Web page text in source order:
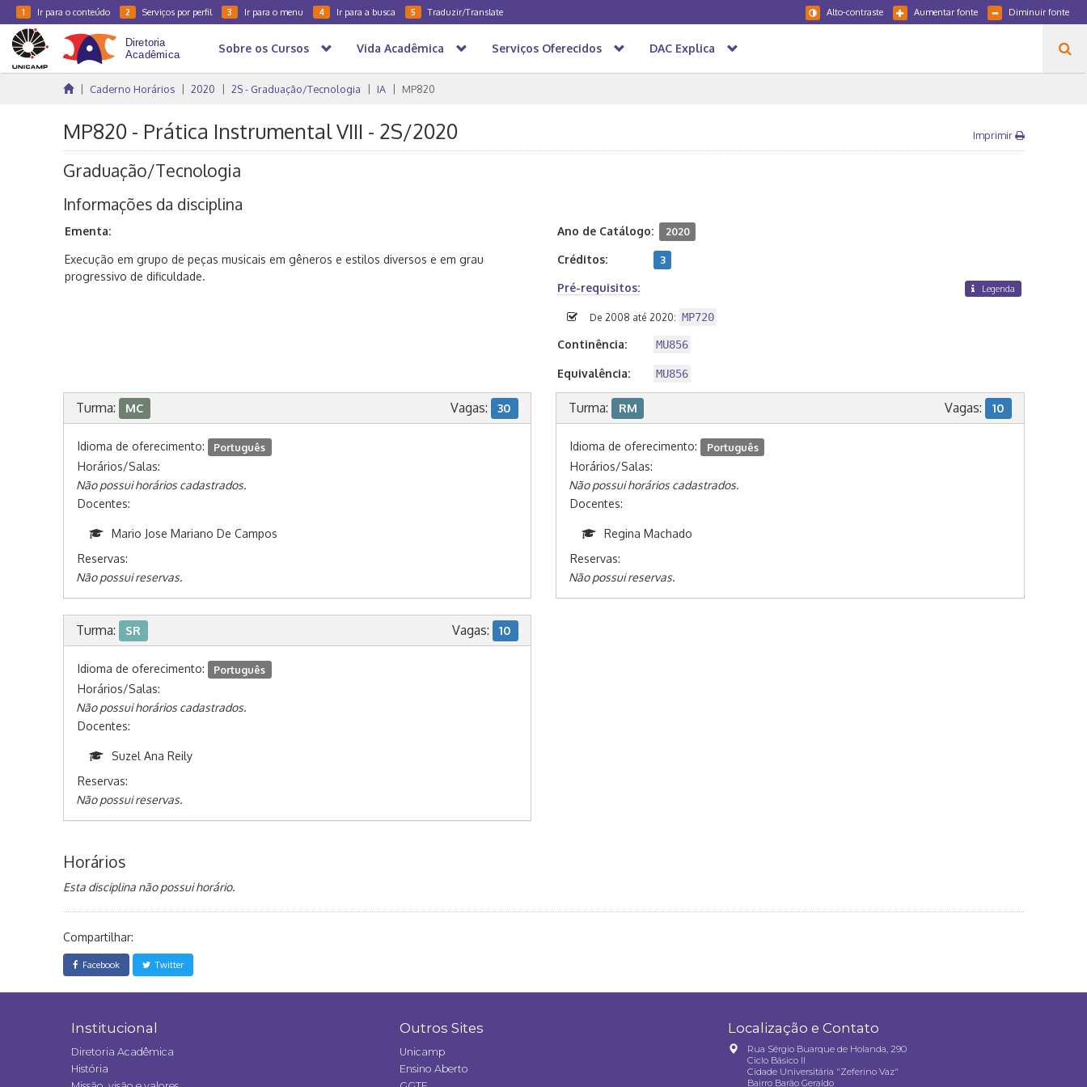
1 Ir para o conteúdo 2 Serviços por perfil 3 Ir para o menu 4 Ir para a busca 5 Traduzir/Translate Diminuir fonte
Aumentar fonte
Alto-contraste
Sobre os Cursos Vida Acadêmica Serviços Oferecidos DAC Explica
Caderno Horários 2020 2S - Graduação/Tecnologia IA MP820
MP820 - Prática Instrumental VIII - 2S/2020 Imprimir
Graduação/Tecnologia
Informações da disciplina
Ementa:
Execução em grupo de peças musicais em gêneros e estilos diversos e em grau
progressivo de dificuldade.
Ano de Catálogo: 2020
Créditos: 3
Pré-requisitos: Legenda
De 2008 até 2020: MP720
Continência: MU856
Equivalência: MU856
Turma: MC Vagas: 30
Idioma de oferecimento: Português
Horários/Salas:
Não possui horários cadastrados.
Docentes:
Mario Jose Mariano De Campos
Reservas:
Não possui reservas.
Turma: RM Vagas: 10
Idioma de oferecimento: Português
Horários/Salas:
Não possui horários cadastrados.
Docentes:
Regina Machado
Reservas:
Não possui reservas.
Turma: SR Vagas: 10
Idioma de oferecimento: Português
Horários/Salas:
Não possui horários cadastrados.
Docentes:
Suzel Ana Reily
Reservas:
Não possui reservas.
Horários
Esta disciplina não possui horário.
Compartilhar:
Facebook Twitter
Institucional
Diretoria Acadêmica
História
Outros Sites
Unicamp
Ensino Aberto
Localização e Contato
Rua Sérgio Buarque de Holanda, 290
Ciclo Básico II
Cidade Universitária "Zeferino Vaz"
Bairro Barão Geraldo